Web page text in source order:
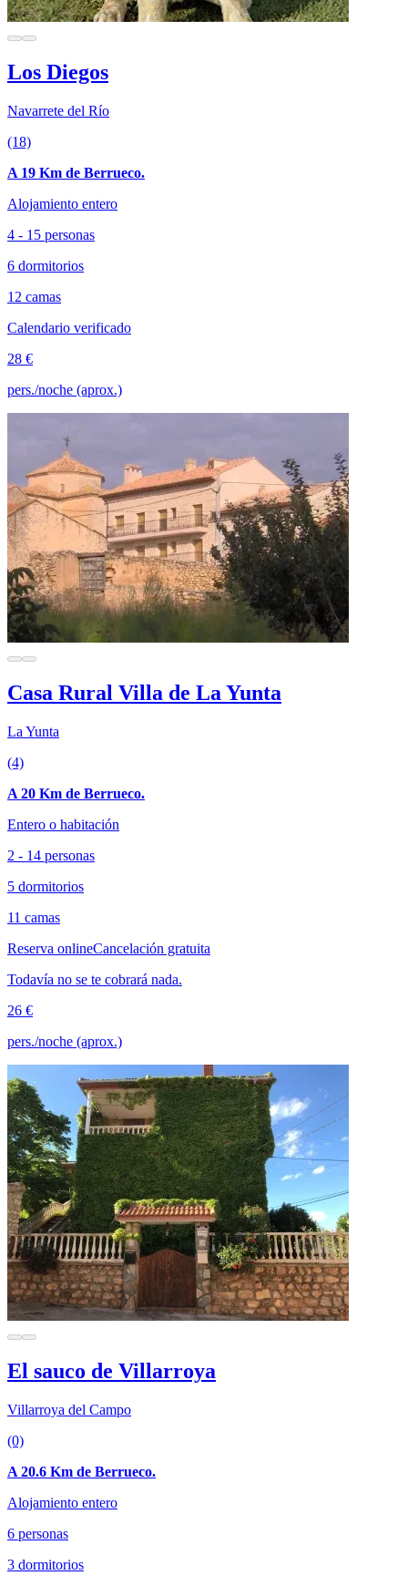
Los Diegos
Navarrete del Río
(18)
A 19 Km de Berrueco.
Alojamiento entero
4 - 15 personas
6 dormitorios
12 camas
Calendario verificado
28 €
pers./noche (aprox.)
Casa Rural Villa de La Yunta
La Yunta
(4)
A 20 Km de Berrueco.
Entero o habitación
2 - 14 personas
5 dormitorios
11 camas
Reserva onlineCancelación gratuita
Todavía no se te cobrará nada.
26 €
pers./noche (aprox.)
El sauco de Villarroya
Villarroya del Campo
(0)
A 20.6 Km de Berrueco.
Alojamiento entero
6 personas
3 dormitorios